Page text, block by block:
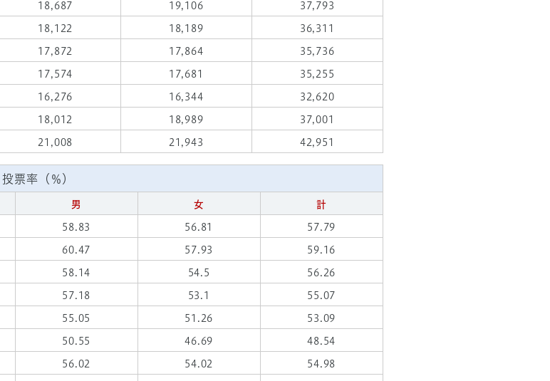
18,687 19,106 37,793
18,122 18,189 36,311
17,872 17,864 35,736
17,574 17,681 35,255
16,276 16,344 32,620
18,012 18,989 37,001
21,008 21,943 42,951
投票率（％）
男 女 計
58.83 56.81 57.79
60.47 57.93 59.16
58.14 54.5 56.26
57.18 53.1 55.07
55.05 51.26 53.09
50.55 46.69 48.54
56.02 54.02 54.98